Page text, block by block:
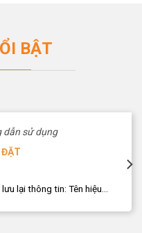
BẬT
dẫn sử dụng
ĐẶT
lại thông tin: Tên hiệu...